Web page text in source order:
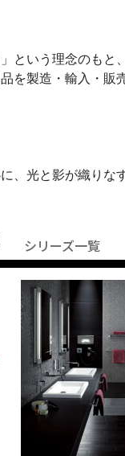
という理念のも
を製造・輸入・販
、光と影が織りな
シリーズ一覧